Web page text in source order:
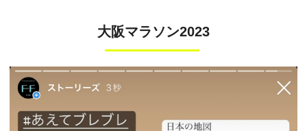
大阪マラソン2023